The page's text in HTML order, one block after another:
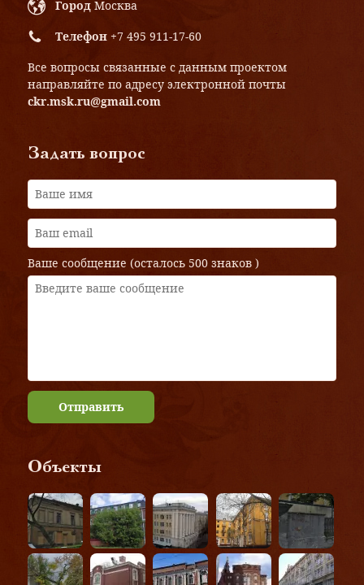
Город Москва
Телефон +7 495 911-17-60
Все вопросы связанные с данным проектом
направляйте по адресу электронной почты
ckr.msk.ru@gmail.com
Задать вопрос
Ваше сообщение (осталось 500 знаков )
Отправить
Объекты